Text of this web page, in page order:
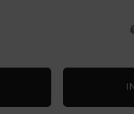
87 van 88 van 8